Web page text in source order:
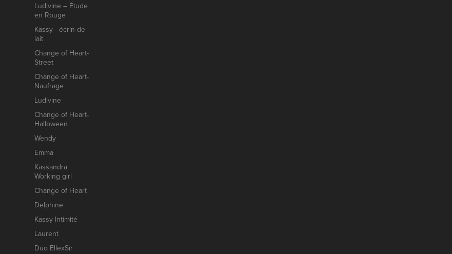
Ludivine – Étude
en Rouge
Kassy - écrin de
lait
Change of Heart-
Street
Change of Heart-
Naufrage
Ludivine
Change of Heart-
Halloween
Wendy
Emma
Kassandra
Working girl
Change of Heart
Delphine
Kassy Intimité
Laurent
Duo EllexSir